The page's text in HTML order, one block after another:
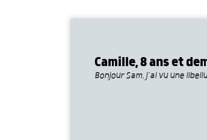
Camille, 8 ans et
Bonjour Sam, j’ai vu une